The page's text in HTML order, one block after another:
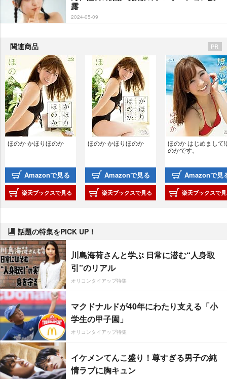
露
2024-05-09
関連商品
ほのか かほりほのか
Amazonで見る
楽天ブックスで見る
ほのか かほりほのか
Amazonで見る
楽天ブックスで見る
ほのか はじめまして!
のかです。
Amazonで見
楽天ブックスで
話題の特集をPICK UP！
川島海荷さんと学ぶ 日常に潜む“人身取
引”のリアル
オリコンタイアップ特集
マクドナルドが40年にわたり支える「小
学生の甲子園」
オリコンタイアップ特集
イケメンてんこ盛り！尊すぎる男子の純
情ラブに胸キュン